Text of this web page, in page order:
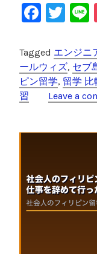
F
c
e
b
o
o
T
tt
er
Tagged エンジニ
ールウィズ, セブ
ピン留学, 留学 比
習
Leave a